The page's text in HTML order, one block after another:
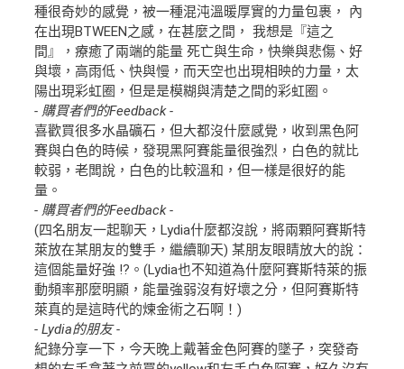
種很奇妙的感覺，被一種混沌溫暖厚實的力量包裹， 內
在出現BTWEEN之感，在甚麼之間， 我想是『這之
間』，療癒了兩端的能量 死亡與生命，快樂與悲傷、好
與壞，高雨低、快與慢，而天空也出現相映的力量，太
陽出現彩虹圈，但是是模糊與清楚之間的彩虹圈。
- 購買者們的Feedback -
喜歡買很多水晶礦石，但大都沒什麼感覺，收到黑色阿
賽與白色的時候，發現黑阿賽能量很強烈，白色的就比
較弱，老闆說，白色的比較溫和，但一樣是很好的能
量。
- 購買者們的Feedback -
(四名朋友一起聊天，Lydia什麼都沒說，將兩顆阿賽斯特
萊放在某朋友的雙手，繼續聊天) 某朋友眼睛放大的說：
這個能量好強 !?。(Lydia也不知道為什麼阿賽斯特萊的振
動頻率那麼明顯，能量強弱沒有好壞之分，但阿賽斯特
萊真的是這時代的煉金術之石啊！)
- Lydia的朋友 -
紀錄分享一下，今天晚上戴著金色阿賽的墜子，突發奇